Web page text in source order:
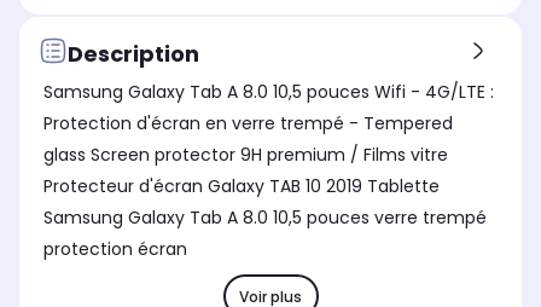
Description
Samsung Galaxy Tab A 8.0 10,5 pouces Wifi - 4G/LTE :
Protection d'écran en verre trempé - Tempered
glass Screen protector 9H premium / Films vitre
Protecteur d'écran Galaxy TAB 10 2019 Tablette
Samsung Galaxy Tab A 8.0 10,5 pouces verre trempé
protection écran
Voir plus